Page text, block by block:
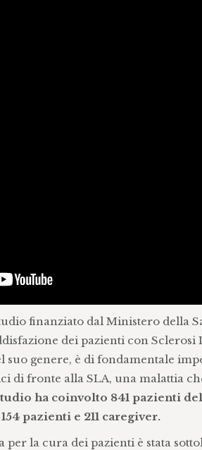
finanziato dal Ministero della
dei pazienti con
suo genere, è di fondamentale
di fronte alla SLA, una malattia
ha coinvolto 841 pazienti
pazienti e 211 caregiver.
la cura dei pazienti è stata